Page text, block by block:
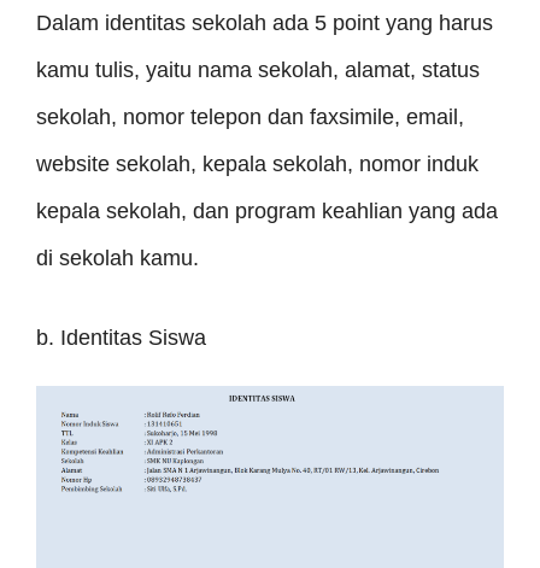
Dalam identitas sekolah ada 5 point yang harus
kamu tulis, yaitu nama sekolah, alamat, status
sekolah, nomor telepon dan faxsimile, email,
website sekolah, kepala sekolah, nomor induk
kepala sekolah, dan program keahlian yang ada
di sekolah kamu.
b. Identitas Siswa